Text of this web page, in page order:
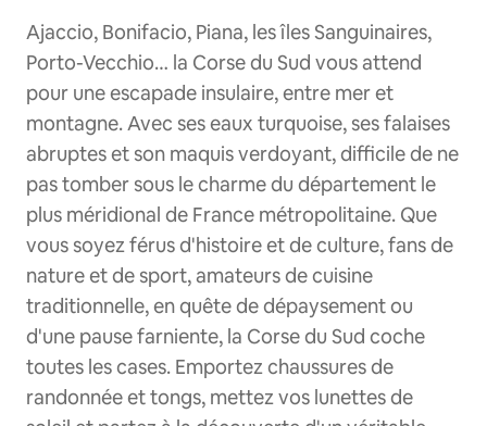
Ajaccio, Bonifacio, Piana, les îles Sanguinaires,
Porto-Vecchio… la Corse du Sud vous attend
pour une escapade insulaire, entre mer et
montagne. Avec ses eaux turquoise, ses falaises
abruptes et son maquis verdoyant, difficile de ne
pas tomber sous le charme du département le
plus méridional de France métropolitaine. Que
vous soyez férus d'histoire et de culture, fans de
nature et de sport, amateurs de cuisine
traditionnelle, en quête de dépaysement ou
d'une pause farniente, la Corse du Sud coche
toutes les cases. Emportez chaussures de
randonnée et tongs, mettez vos lunettes de